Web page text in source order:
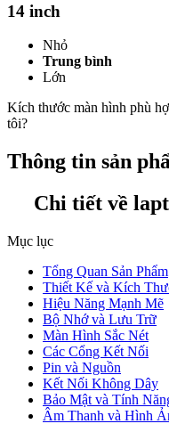
14 inch
Nhỏ
Trung bình
Lớn
Kích thước màn hình phù
tôi?
Thông tin sản
Chi tiết về
Mục lục
Tổng Quan Sản Phẩm
Thiết Kế và Kích
Hiệu Năng Mạnh Mẽ
Bộ Nhớ và Lưu Trữ
Màn Hình Sắc Nét
Các Cổng Kết Nối
Pin và Nguồn
Kết Nối Không Dây
Bảo Mật và Tính
Âm Thanh và Hình